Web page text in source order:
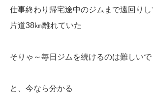
仕事終わり帰宅途中のジムまで遠回りし
片道38㎞離れていた
そりゃ～毎日ジムを続けるのは難しいで
と、今なら分かる